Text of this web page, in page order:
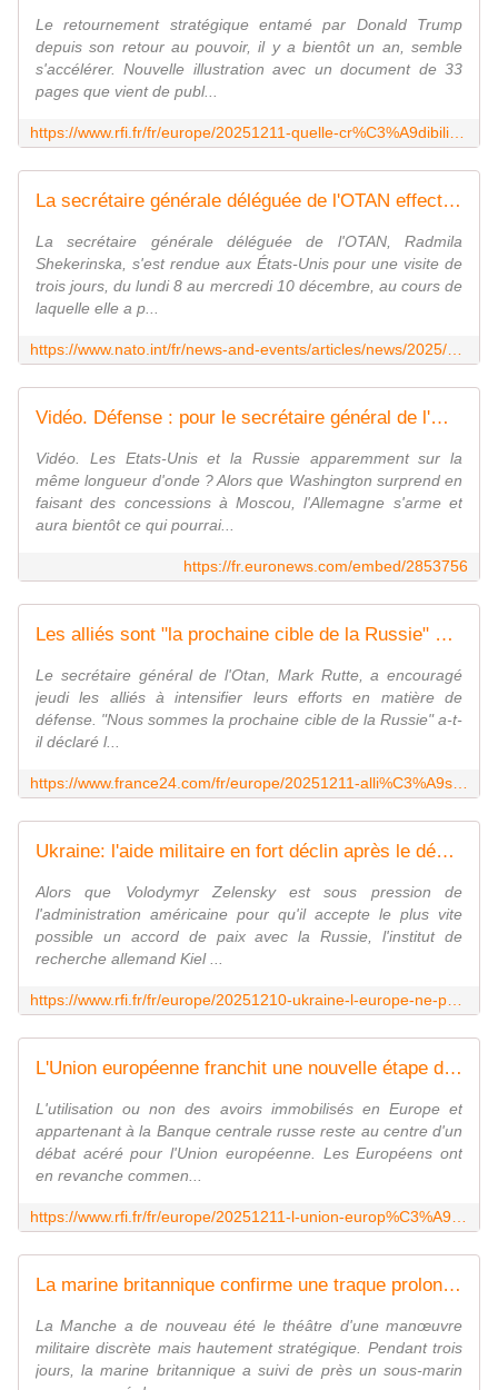
Le retournement stratégique entamé par Donald Trump
depuis son retour au pouvoir, il y a bientôt un an, semble
s'accélérer. Nouvelle illustration avec un document de 33
pages que vient de publ...
La secrétaire générale déléguée de l'OTAN effectue un déplacement aux États-Unis
La secrétaire générale déléguée de l'OTAN, Radmila
Shekerinska, s'est rendue aux États-Unis pour une visite de
trois jours, du lundi 8 au mercredi 10 décembre, au cours de
laquelle elle a p...
Vidéo. Défense : pour le secrétaire général de l'OTAN Mark Rutte, "l'Allemagne montre l'exemple"
Vidéo. Les Etats-Unis et la Russie apparemment sur la
même longueur d'onde ? Alors que Washington surprend en
faisant des concessions à Moscou, l'Allemagne s'arme et
aura bientôt ce qui pourrai...
https://fr.euronews.com/embed/2853756
Les alliés sont "la prochaine cible de la Russie" affirme Mark Rutte, secrétaire général de l'Otan
Le secrétaire général de l'Otan, Mark Rutte, a encouragé
jeudi les alliés à intensifier leurs efforts en matière de
défense. "Nous sommes la prochaine cible de la Russie" a-t-
il déclaré l...
Ukraine: l'aide militaire en fort déclin après le désengagement américain, selon le Kiel Institute
Alors que Volodymyr Zelensky est sous pression de
l'administration américaine pour qu'il accepte le plus vite
possible un accord de paix avec la Russie, l'institut de
recherche allemand Kiel ...
L'Union européenne franchit une nouvelle étape dans le gel des avoirs russes
L'utilisation ou non des avoirs immobilisés en Europe et
appartenant à la Banque centrale russe reste au centre d'un
débat acéré pour l'Union européenne. Les Européens ont
en revanche commen...
La marine britannique confirme une traque prolongée d'un sous-marin russe
La Manche a de nouveau été le théâtre d'une manœuvre
militaire discrète mais hautement stratégique. Pendant trois
jours, la marine britannique a suivi de près un sous-marin